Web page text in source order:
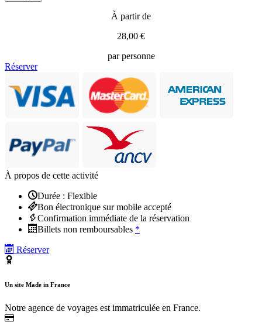
À partir de
28,00 €
par personne
Réserver
À propos de cette activité
Durée : Flexible
Bon électronique sur mobile accepté
Confirmation immédiate de la réservation
Billets non remboursables *
Réserver
Un site Made in France
Notre agence de voyages est immatriculée en France.